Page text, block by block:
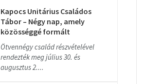
Kapocs Unitárius Családos
Tábor – Négy nap, amely
közösséggé formált
Ötvennégy család részvételével
rendezték meg július 30. és
augusztus 2....